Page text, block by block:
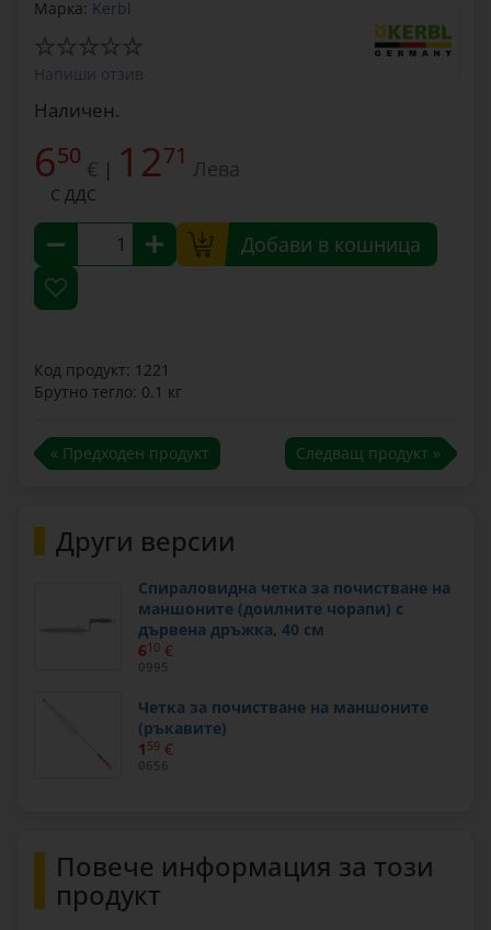
Марка: Kerbl
Напиши отзив
Наличен.
650 € | 1271 Лева
С ДДС
Добави в кошница
Код продукт: 1221
Брутно тегло: 0.1 кг
« Предходен продукт Следващ продукт »
Други версии
Спираловидна четка за почистване на
маншоните (доилните чорапи) с
дървена дръжка, 40 см
610 €
0995
Четка за почистване на маншоните
(ръкавите)
1 59 €
0656
Повече информация за този
продукт